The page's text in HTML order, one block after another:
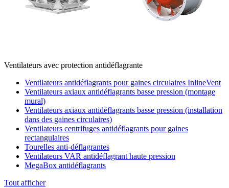
Ventilateurs avec protection antidéflagrante
Ventilateurs antidéflagrants pour gaines circulaires InlineVent
Ventilateurs axiaux antidéflagrants basse pression (montage
mural)
Ventilateurs axiaux antidéflagrants basse pression (installation
dans des gaines circulaires)
Ventilateurs centrifuges antidéflagrants pour gaines
rectangulaires
Tourelles anti-déflagrantes
Ventilateurs VAR antidéflagrant haute pression
MegaBox antidéflagrants
Tout afficher